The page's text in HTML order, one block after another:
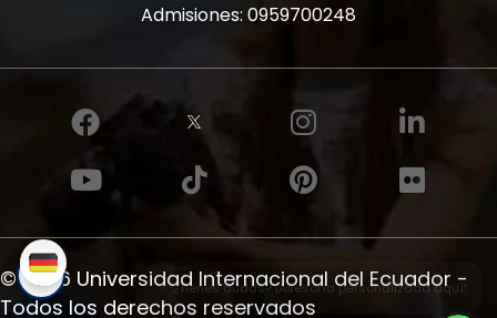
Admisiones: 0959700248
© 2026 Universidad Internacional del Ecuador -
Todos los derechos reservados
✨ ¿Tienes dudas? ¡Asesoría personalizada aquí!